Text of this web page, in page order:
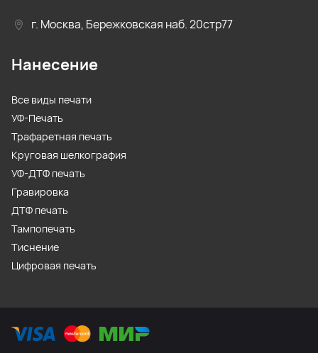
г. Москва, Бережковская наб. 20стр77
Нанесение
Все виды печати
УФ-Печать
Трафаретная печать
Круговая шелкография
УФ-ДТФ печать
Гравировка
ДТФ печать
Тампопечать
Тиснение
Цифровая печать